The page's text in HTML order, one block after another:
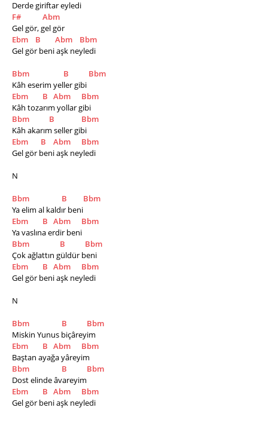
Derde giriftar eyledi
F#
Abm
Gel gör, gel gör
Ebm
B Abm
Bbm
Gel gör beni aşk neyledi
Bbm B
Bbm
Kâh eserim yeller gibi
Ebm
B Abm
Bbm
Kâh tozarım yollar gibi
Bbm
B
Bbm
Kâh akarım seller gibi
Ebm
B Abm
Bbm
Gel gör beni aşk neyledi
N
Bbm B
Bbm
Ya elim al kaldır beni
Ebm
B Abm
Bbm
Ya vaslına erdir beni
Bbm
B
Bbm
Çok ağlattın güldür beni
Ebm
B Abm
Bbm
Gel gör beni aşk neyledi
N
Bbm B
Bbm
Miskin Yunus biçâreyim
Ebm
B Abm
Bbm
Baştan ayağa yâreyim
Bbm
B
Bbm
Dost elinde âvareyim
Ebm
B Abm
Bbm
Gel gör beni aşk neyledi